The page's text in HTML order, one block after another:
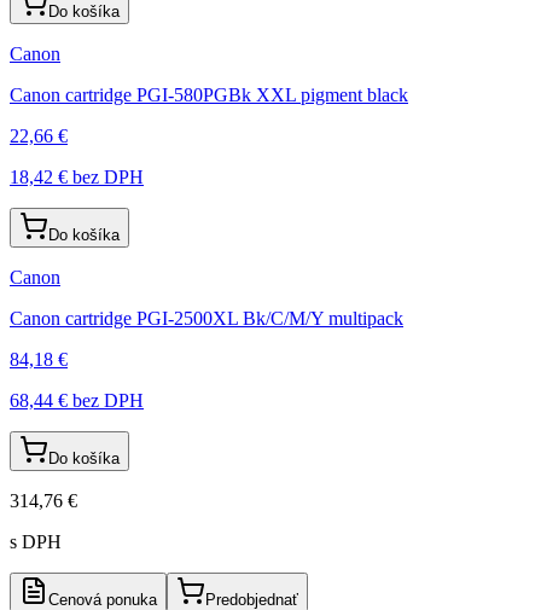
Do košíka
Canon
Canon cartridge PGI-580PGBk XXL pigment black
22,66 €
18,42 € bez DPH
Do košíka
Canon
Canon cartridge PGI-2500XL Bk/C/M/Y multipack
84,18 €
68,44 € bez DPH
Do košíka
314,76 €
s DPH
Cenová ponuka Predobjednať